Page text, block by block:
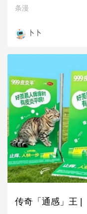
条漫
卜卜
传奇「通感」王 |